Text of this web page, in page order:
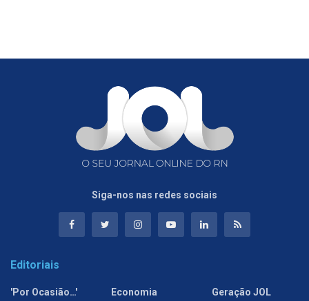
Siga-nos nas redes sociais
Editoriais
'Por Ocasião…'
Economia
Geração JOL